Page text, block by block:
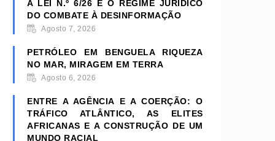
A LEI N.º 6/26 E O REGIME JURÍDICO
DO COMBATE À DESINFORMAÇÃO
Agosto 7, 2026
PETRÓLEO EM BENGUELA RIQUEZA
NO MAR, MIRAGEM EM TERRA
Agosto 6, 2026
ENTRE A AGÊNCIA E A COERÇÃO: O
TRÁFICO ATLÂNTICO, AS ELITES
AFRICANAS E A CONSTRUÇÃO DE UM
MUNDO RACIAL